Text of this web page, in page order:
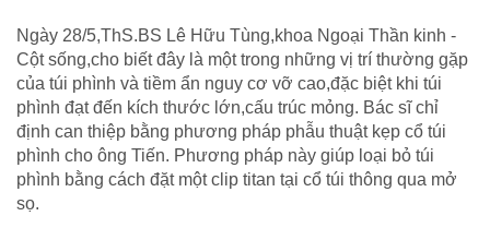
Ngày 28/5,ThS.BS Lê Hữu Tùng,khoa Ngoại Thần kinh -
Cột sống,cho biết đây là một trong những vị trí thường gặp
của túi phình và tiềm ẩn nguy cơ vỡ cao,đặc biệt khi túi
phình đạt đến kích thước lớn,cấu trúc mỏng. Bác sĩ chỉ
định can thiệp bằng phương pháp phẫu thuật kẹp cổ túi
phình cho ông Tiến. Phương pháp này giúp loại bỏ túi
phình bằng cách đặt một clip titan tại cổ túi thông qua mở
sọ.